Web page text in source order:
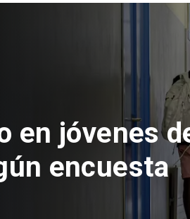
del Parque
con inversión